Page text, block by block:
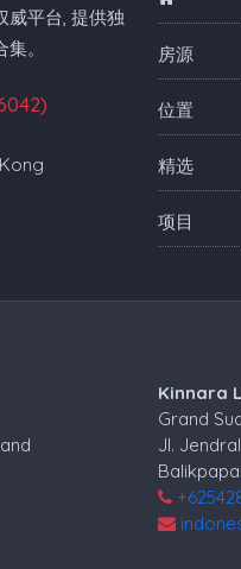
威平台, 提供独
。
房源
位置
精选
项目
Kinnara
Grand
Jl.